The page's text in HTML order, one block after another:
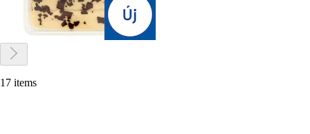
17 items